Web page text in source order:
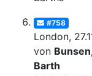
#758
London,
von
Barth